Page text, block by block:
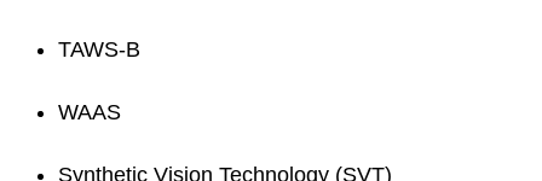
TAWS-B
WAAS
Synthetic Vision Technology (SVT)